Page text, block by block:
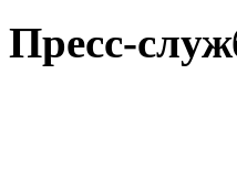
Пресс-